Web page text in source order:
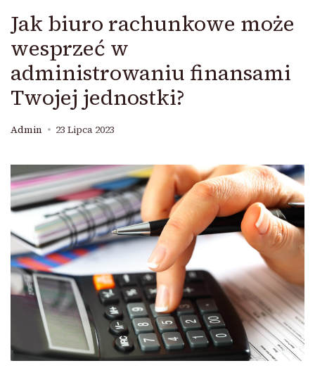
Jak biuro rachunkowe może
wesprzeć w
administrowaniu finansami
Twojej jednostki?
Admin 23 Lipca 2023